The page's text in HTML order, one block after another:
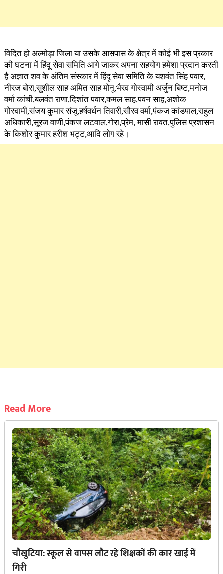
विदित हो अल्मोड़ा जिला या उसके आसपास के क्षेत्र में कोई भी इस प्रकार
की घटना में हिंदू सेवा समिति आगे जाकर अपना सहयोग हमेशा प्रदान करती
है अज्ञात शव के अंतिम संस्कार में हिंदू सेवा समिति के यशवंत सिंह पवार,
नीरज बोरा,सुशील साह अमित साह मोनू,भैरव गोस्वामी अर्जुन बिष्ट,मनोज
वर्मा कांची,बलवंत राणा,दिशांत पवार,कमल साह,पवन साह,अशोक
गोस्वामी,संजय कुमार संजू,हर्षवर्धन तिवारी,सौरव वर्मा,पंकज कांडपाल,राहुल
अधिकारी,सूरज वाणी,पंकज लटवाल,गोरा,प्रेम, मासी रावत,पुलिस प्रशासन
के किशोर कुमार हरीश भट्ट,आदि लोग रहे।
Read More
चौखुटिया: स्कूल से वापस लौट रहे शिक्षकों की कार खाई में
गिरी